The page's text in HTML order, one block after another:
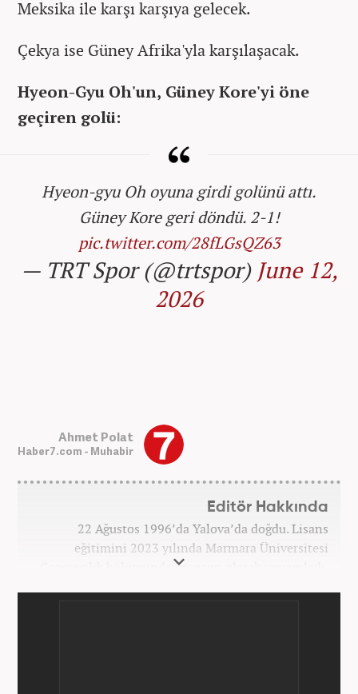
Meksika ile karşı karşıya gelecek.
Çekya ise Güney Afrika'yla karşılaşacak.
Hyeon-Gyu Oh'un, Güney Kore'yi öne
geçiren golü:
Hyeon-gyu Oh oyuna girdi golünü attı.
Güney Kore geri döndü. 2-1!
pic.twitter.com/28fLGsQZ63
— TRT Spor (@trtspor) June 12,
2026
Ahmet Polat
Haber7.com - Muhabir
Editör Hakkında
22 Ağustos 1996’da Yalova’da doğdu. Lisans
eğitimini 2023 yılında Marmara Üniversitesi
Gazetecilik bölümünden mezun olarak tamamladı.